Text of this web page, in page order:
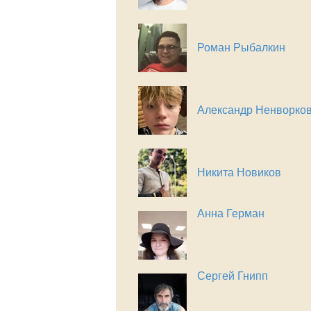
Роман Рыбалкин
Александр
Никита Новиков
Анна Герман
Сергей Гнипп